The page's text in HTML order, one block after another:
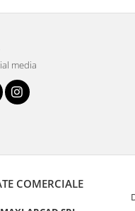
media
COMERCIALE